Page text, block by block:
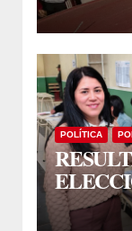
POLÍTICA
EN